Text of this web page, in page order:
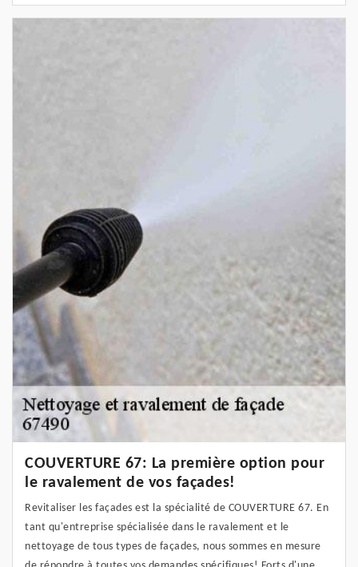
COUVERTURE 67: La première option pour
le ravalement de vos façades!
Revitaliser les façades est la spécialité de COUVERTURE 67. En
tant qu'entreprise spécialisée dans le ravalement et le
nettoyage de tous types de façades, nous sommes en mesure